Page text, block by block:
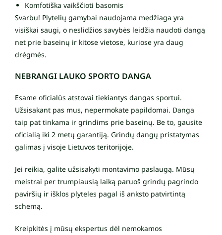
Komfotiška vaikščioti basomis
Svarbu! Plytelių gamybai naudojama medžiaga yra
visiškai saugi, o neslidžios savybės leidžia naudoti dangą
net prie baseinų ir kitose vietose, kuriose yra daug
drėgmės.
NEBRANGI LAUKO SPORTO DANGA
Esame oficialūs atstovai tiekiantys dangas sportui.
Užsisakant pas mus, nepermokate papildomai. Danga
taip pat tinkama ir grindims prie baseinų. Be to, gausite
oficialią iki 2 metų garantiją. Grindų dangų pristatymas
galimas į visoje Lietuvos teritorijoje.
Jei reikia, galite užsisakyti montavimo paslaugą. Mūsų
meistrai per trumpiausią laiką paruoš grindų pagrindo
paviršių ir išklos plyteles pagal iš anksto patvirtintą
schemą.
Kreipkitės į mūsų ekspertus dėl nemokamos